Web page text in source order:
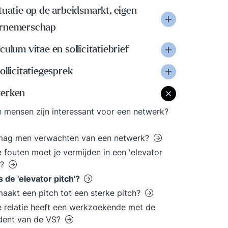
op de arbeidsmarkt, eigen
vitae en sollicitatiebrief
mensen zijn interessant voor een netwerk?
men verwachten van een netwerk?
fouten moet je vermijden in een 'elevator
de 'elevator pitch'?
een pitch tot een sterke pitch?
relatie heeft een werkzoekende met de
van de VS?